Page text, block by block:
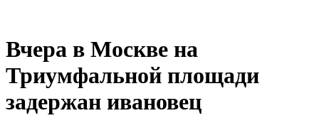
Вчера в Москве на
Триумфальной площади
задержан ивановец